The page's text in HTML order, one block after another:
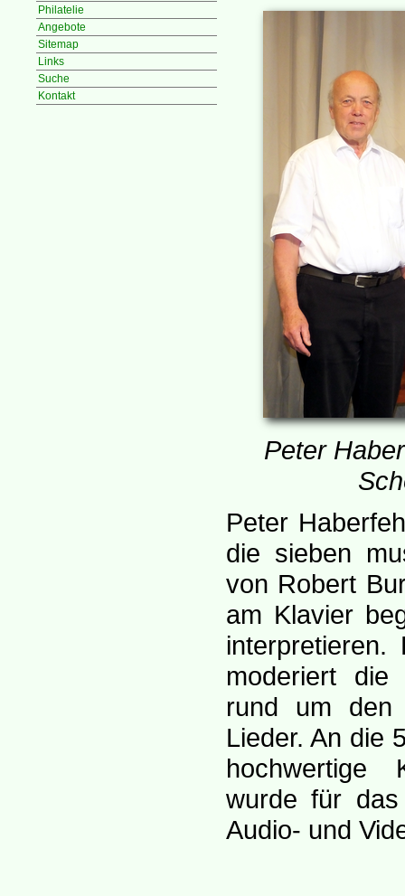
Philatelie
Angebote
Sitemap
Links
Suche
Kontakt
Peter
Peter
die sieben
von Robert
am Klavier
moderiert die
rund um den
Lieder. An die
hochwertige
wurde für
Audio- und